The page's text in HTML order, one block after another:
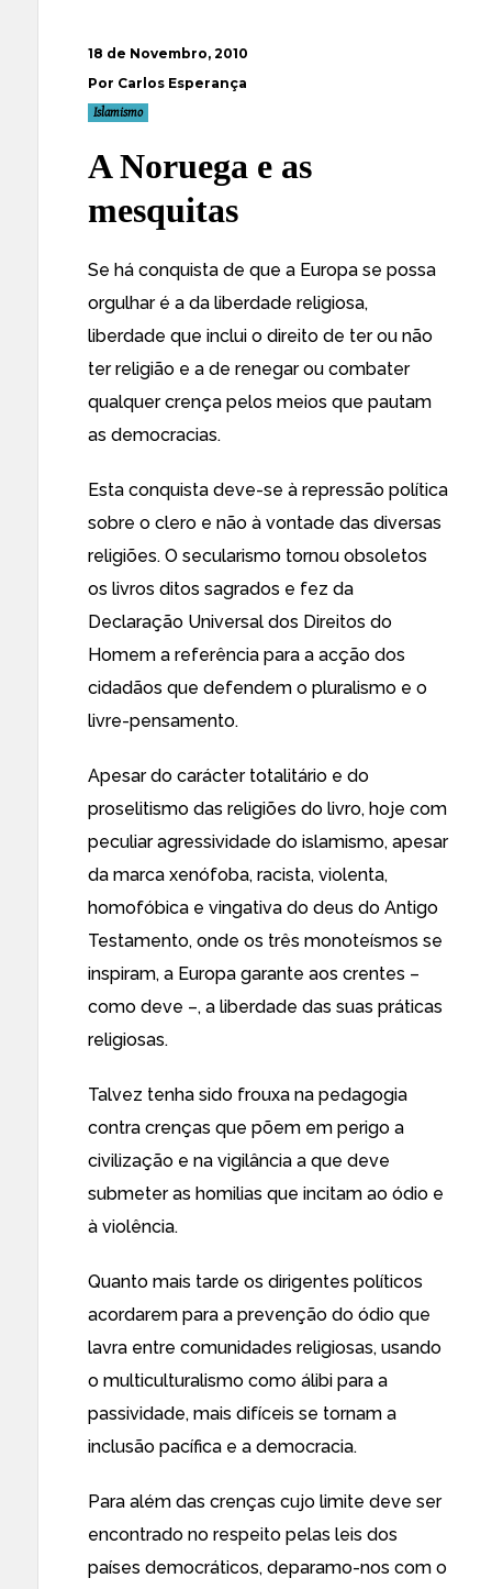
18 de Novembro, 2010
Por Carlos Esperança
Islamismo
A Noruega e as
mesquitas
Se há conquista de que a Europa se possa
orgulhar é a da liberdade religiosa,
liberdade que inclui o direito de ter ou não
ter religião e a de renegar ou combater
qualquer crença pelos meios que pautam
as democracias.
Esta conquista deve-se à repressão política
sobre o clero e não à vontade das diversas
religiões. O secularismo tornou obsoletos
os livros ditos sagrados e fez da
Declaração Universal dos Direitos do
Homem a referência para a acção dos
cidadãos que defendem o pluralismo e o
livre-pensamento.
Apesar do carácter totalitário e do
proselitismo das religiões do livro, hoje com
peculiar agressividade do islamismo, apesar
da marca xenófoba, racista, violenta,
homofóbica e vingativa do deus do Antigo
Testamento, onde os três monoteísmos se
inspiram, a Europa garante aos crentes –
como deve –, a liberdade das suas práticas
religiosas.
Talvez tenha sido frouxa na pedagogia
contra crenças que põem em perigo a
civilização e na vigilância a que deve
submeter as homilias que incitam ao ódio e
à violência.
Quanto mais tarde os dirigentes políticos
acordarem para a prevenção do ódio que
lavra entre comunidades religiosas, usando
o multiculturalismo como álibi para a
passividade, mais difíceis se tornam a
inclusão pacífica e a democracia.
Para além das crenças cujo limite deve ser
encontrado no respeito pelas leis dos
países democráticos, deparamo-nos com o